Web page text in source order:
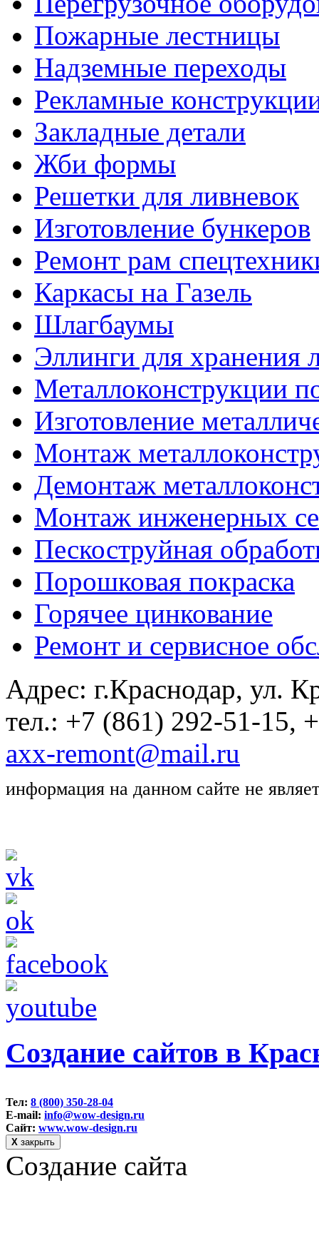
Пожарные лестницы
Надземные переходы
Рекламные
Закладные детали
Жби формы
Решетки для ливневок
Изготовление бункеров
Ремонт рам
Каркасы на Газель
Шлагбаумы
Эллинги для хранения
Металлоконструкции
Изготовление
Монтаж
Демонтаж
Монтаж инженерных
Пескоструйная
Порошковая покраска
Горячее цинкование
Ремонт и сервисное
Адрес: г.Краснодар, ул.
тел.: +7 (861) 292-51-15,
axx-remont@mail.ru
информация на данном сайте не
Создание сайтов в
Тел: 8 (800) 350-28-04
E-mail: info@wow-design.ru
Сайт: www.wow-design.ru
Х закрыть
Создание сайта